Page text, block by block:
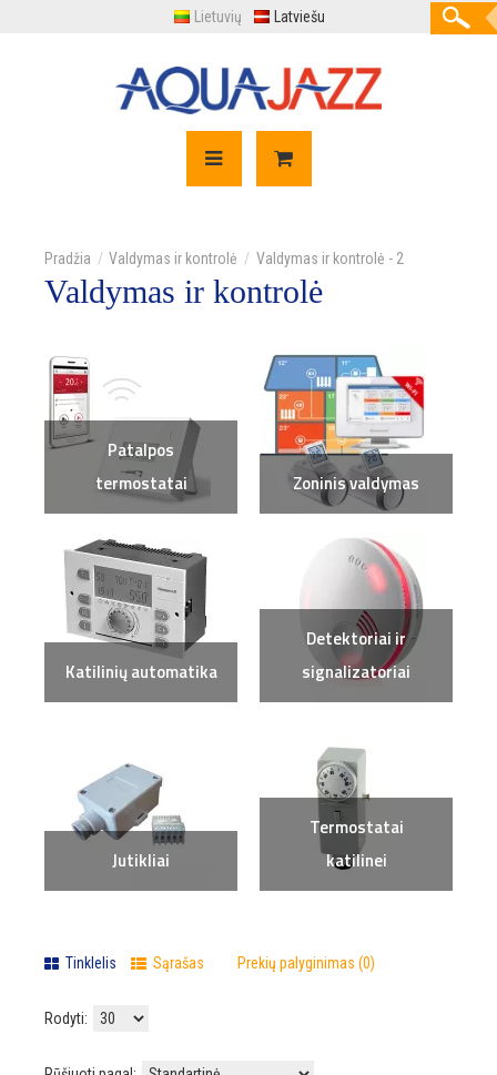
Lietuvių Latviešu
Valdymas ir kontrolė Valdymas ir kontrolė - 2
Valdymas ir kontrolė
Patalpos
termostatai
Zoninis valdymas
Katilinių automatika
Detektoriai ir
signalizatoriai
Jutikliai
Termostatai
katilinei
Tinklelis Sąrašas Prekių palyginimas (0)
Rodyti: